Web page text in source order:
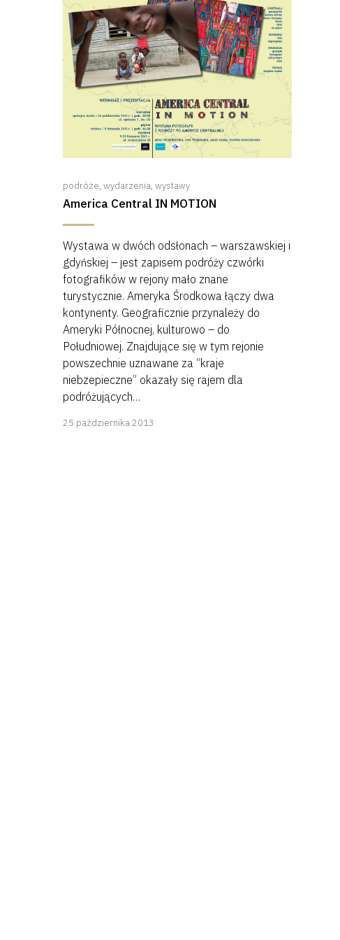
podróże, wydarzenia, wystawy
America Central IN MOTION
Wystawa w dwóch odsłonach – warszawskiej i
gdyńskiej – jest zapisem podróży czwórki
fotografików w rejony mało znane
turystycznie. Ameryka Środkowa łączy dwa
kontynenty. Geograficznie przynależy do
Ameryki Północnej, kulturowo – do
Południowej. Znajdujące się w tym rejonie
powszechnie uznawane za “kraje
niebzepieczne” okazały się rajem dla
podróżujących…
25 października 2013